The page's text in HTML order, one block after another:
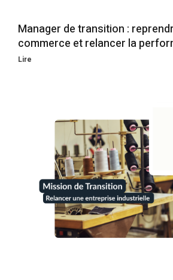
Manager de transition :
commerce et relancer la
Lire